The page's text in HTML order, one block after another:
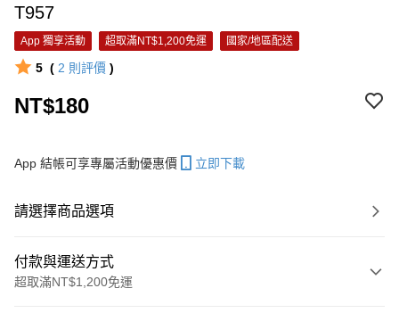
T957
App 獨享活動 超取滿NT$1,200免運 國家/地區配送
5 ( 2 則評價 )
NT$180
App 結帳可享專屬活動優惠價 立即下載
請選擇商品選項
付款與運送方式
超取滿NT$1,200免運